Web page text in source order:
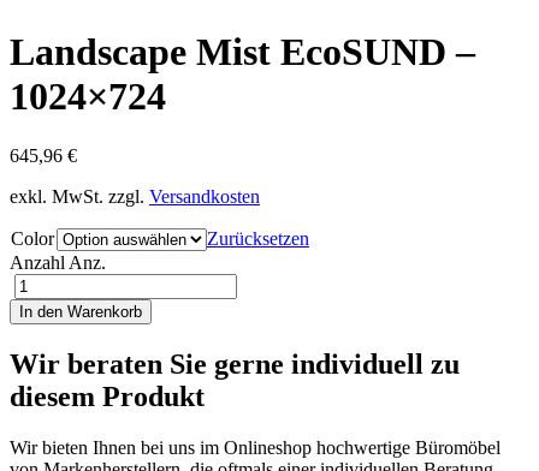
Landscape Mist EcoSUND –
1024×724
645,96 €
exkl. MwSt. zzgl. Versandkosten
Color
Zurücksetzen
Anzahl Anz.
In den Warenkorb
Wir beraten Sie gerne individuell zu
diesem Produkt
Wir bieten Ihnen bei uns im Onlineshop hochwertige Büromöbel